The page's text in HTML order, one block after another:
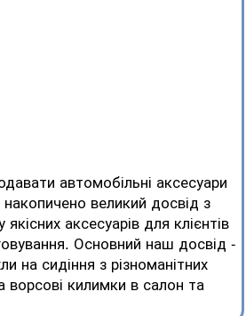
автомобільні аксесуари
накопичено великий досвід з
аксесуарів для клієнтів
Основний наш досвід -
на сидіння з різноманітних
ворсові килимки в салон та